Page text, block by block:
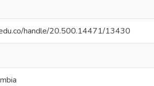
handle/20.500.14471/13430